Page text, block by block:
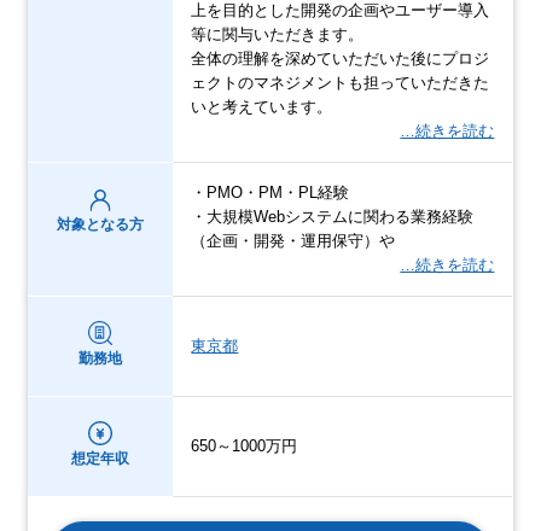
上を目的とした開発の企画やユーザー導入
等に関与いただきます。
全体の理解を深めていただいた後にプロジ
ェクトのマネジメントも担っていただきた
いと考えています。
…続きを読む
対象となる方
・PMO・PM・PL経験
・大規模Webシステムに関わる業務経験
（企画・開発・運用保守）や
…続きを読む
勤務地
東京都
想定年収
650～1000万円